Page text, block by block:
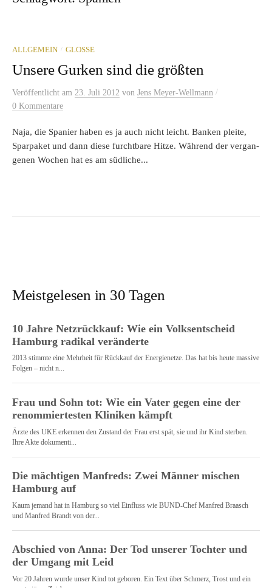
ALLGEMEIN / GLOSSE
Unsere Gurken sind die größten
Veröffentlicht am 23. Juli 2012 von Jens Meyer-Wellmann /
0 Kommentare
Naja, die Spanier haben es ja auch nicht leicht. Banken pleite,
Sparpaket und dann diese furcht­bare Hitze. Während der ver­gan­
ge­nen Wochen hat es am südliche...
Meistgelesen in 30 Tagen